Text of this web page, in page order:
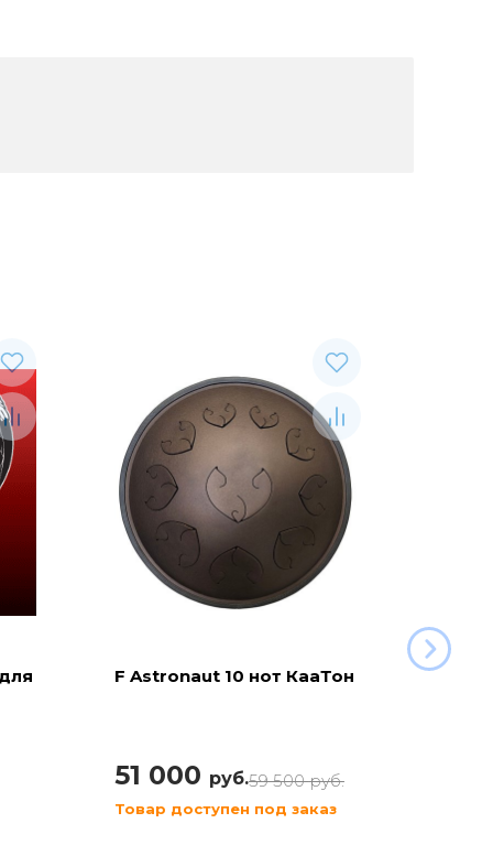
F Astronaut 10 нот КааТон
51 000 руб.59 500руб.
Товар доступен под заказ
C